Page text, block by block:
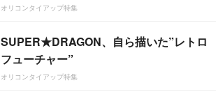
オリコンタイアップ特集
SUPER★DRAGON、自ら描いた”レトロ
フューチャー”
オリコンタイアップ特集